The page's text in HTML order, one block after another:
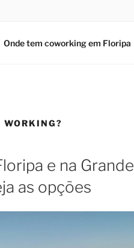
Onde tem coworking em Floripa
WORKING?
e na Grande
as opções